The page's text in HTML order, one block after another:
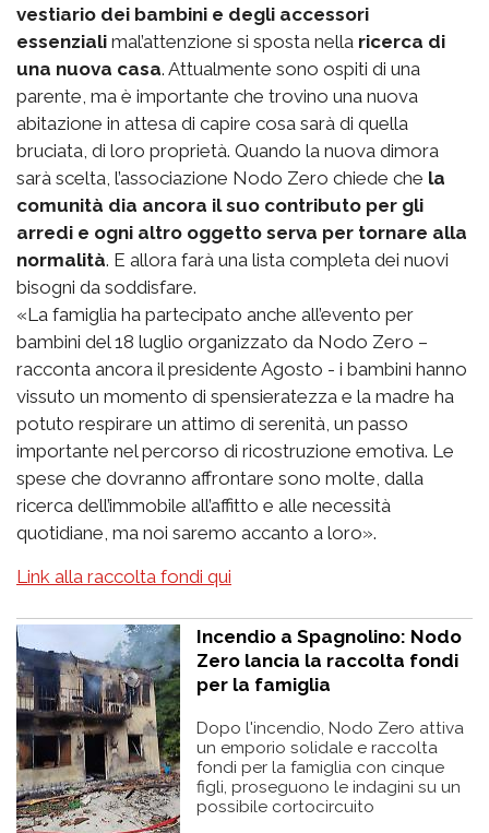
vestiario dei bambini e degli accessori
essenziali mal’attenzione si sposta nella ricerca di
una nuova casa. Attualmente sono ospiti di una
parente, ma è importante che trovino una nuova
abitazione in attesa di capire cosa sarà di quella
bruciata, di loro proprietà. Quando la nuova dimora
sarà scelta, l’associazione Nodo Zero chiede che la
comunità dia ancora il suo contributo per gli
arredi e ogni altro oggetto serva per tornare alla
normalità. E allora farà una lista completa dei nuovi
bisogni da soddisfare.
«La famiglia ha partecipato anche all’evento per
bambini del 18 luglio organizzato da Nodo Zero –
racconta ancora il presidente Agosto - i bambini hanno
vissuto un momento di spensieratezza e la madre ha
potuto respirare un attimo di serenità, un passo
importante nel percorso di ricostruzione emotiva. Le
spese che dovranno affrontare sono molte, dalla
ricerca dell’immobile all’affitto e alle necessità
quotidiane, ma noi saremo accanto a loro».
Link alla raccolta fondi qui
Incendio a Spagnolino: Nodo
Zero lancia la raccolta fondi
per la famiglia
Dopo l'incendio, Nodo Zero attiva
un emporio solidale e raccolta
fondi per la famiglia con cinque
figli, proseguono le indagini su un
possibile cortocircuito